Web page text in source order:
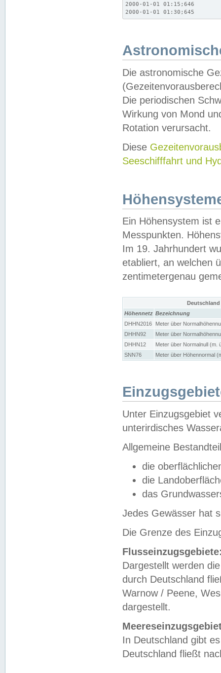
2000-01-01 01:15;646
2000-01-01 01:30;645
Die astronomische
Die periodischen
Wirkung von Mond
Rotation verursacht.
Diese
Seeschifffahrt und
Ein Höhensystem ist
Messpunkten.
Im 19. Jahrhundert
etabliert, an welchen
zentimetergenau
Höhennetz Bezeichnung
DHHN2016
Meter über
DHHN92
Meter über
DHHN12
Meter über Normalnull (m.
SNN76
Meter über Höhennormal
Unter Einzugsgebiet
unterirdisches
Allgemeine
die
die
das
Jedes Gewässer hat
Die Grenze des
Dargestellt werden
durch Deutschland
Warnow / Peene,
dargestellt.
In Deutschland gibt
Deutschland fließt